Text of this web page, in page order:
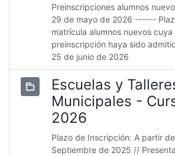
Preinscripciones alumnos
29 de mayo de 2026 ------
matrícula alumnos nuevos cuya
preinscripción haya sido
25 de junio de 2026
Escuelas y
Municipales -
2026
Plazo de Inscripción: A partir
Septiembre de 2025 //